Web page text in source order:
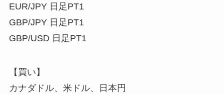
EUR/JPY 日足PT1
GBP/JPY 日足PT1
GBP/USD 日足PT1
【買い】
カナダドル、米ドル、日本円